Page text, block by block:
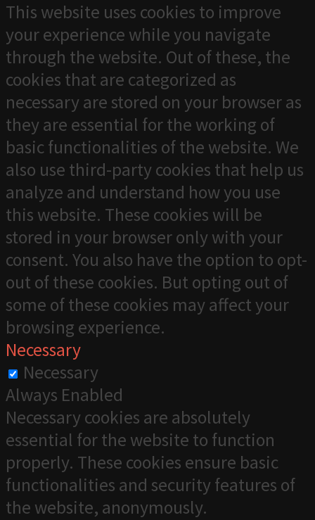
This website uses cookies to improve
your experience while you navigate
through the website. Out of these, the
cookies that are categorized as
necessary are stored on your browser as
they are essential for the working of
basic functionalities of the website. We
also use third-party cookies that help us
analyze and understand how you use
this website. These cookies will be
stored in your browser only with your
consent. You also have the option to opt-
out of these cookies. But opting out of
some of these cookies may affect your
browsing experience.
Necessary
Necessary
Always Enabled
Necessary cookies are absolutely
essential for the website to function
properly. These cookies ensure basic
functionalities and security features of
the website, anonymously.